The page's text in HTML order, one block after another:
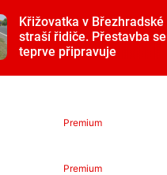
Křižovatka v Březhradské
straší řidiče. Přestavba se
teprve připravuje
Premium
Premium